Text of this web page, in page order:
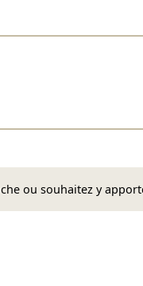
ou souhaitez y